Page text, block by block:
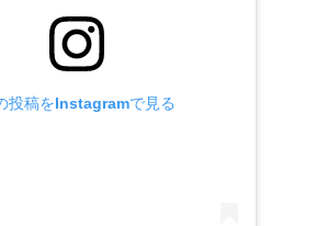
投稿をInstagramで見る